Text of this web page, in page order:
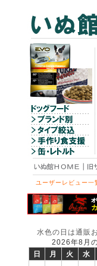
ユーザーレビュー一
水色の日は通販
2026年8月
日
月 火 水